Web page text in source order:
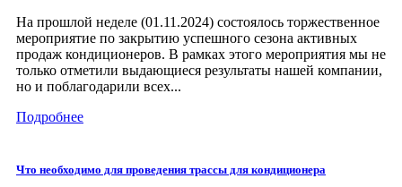
На прошлой неделе (01.11.2024) состоялось торжественное
мероприятие по закрытию успешного сезона активных
продаж кондиционеров. В рамках этого мероприятия мы не
только отметили выдающиеся результаты нашей компании,
но и поблагодарили всех...
Подробнее
Что необходимо для проведения трассы для кондиционера